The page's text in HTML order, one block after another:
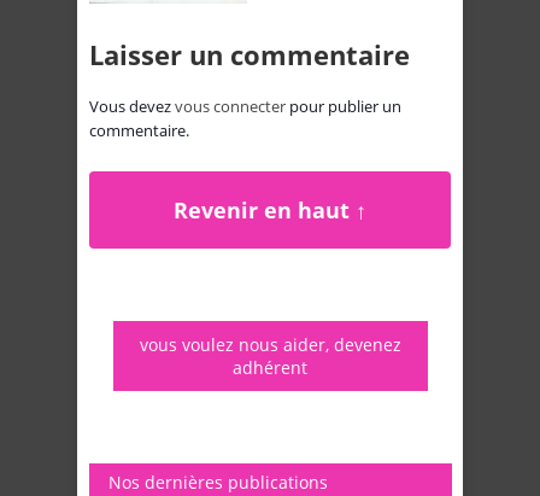
Laisser un commentaire
Vous devezvous connecter pour publier un
commentaire.
Revenir en haut ↑
vous voulez nous aider, devenez
adhérent
Nos dernières publications